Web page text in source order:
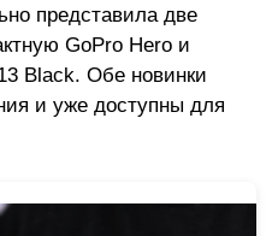
представила две
GoPro Hero и
Black. Обе новинки
и уже доступны для